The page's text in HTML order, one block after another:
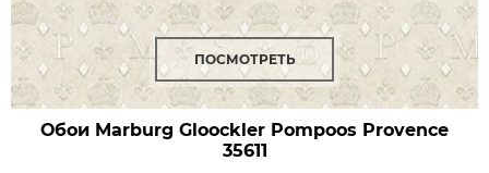
ПОСМОТРЕТЬ
Обои Marburg Gloockler Pompoos Provence
35611